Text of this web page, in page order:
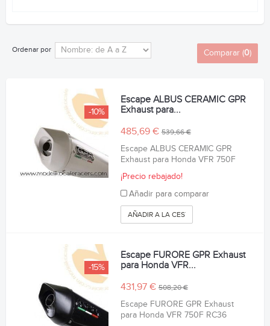
Ordenar por Comparar (0)
-10%
Escape ALBUS CERAMIC GPR
Exhaust para...
485,69 €539,66 €
Escape ALBUS CERAMIC GPR
Exhaust para Honda VFR 750F
¡Precio rebajado!
Añadir para comparar
AÑADIR A LA CESTA
-15%
Escape FURORE GPR Exhaust
para Honda VFR...
431,97 €508,20 €
Escape FURORE GPR Exhaust
para Honda VFR 750F RC36